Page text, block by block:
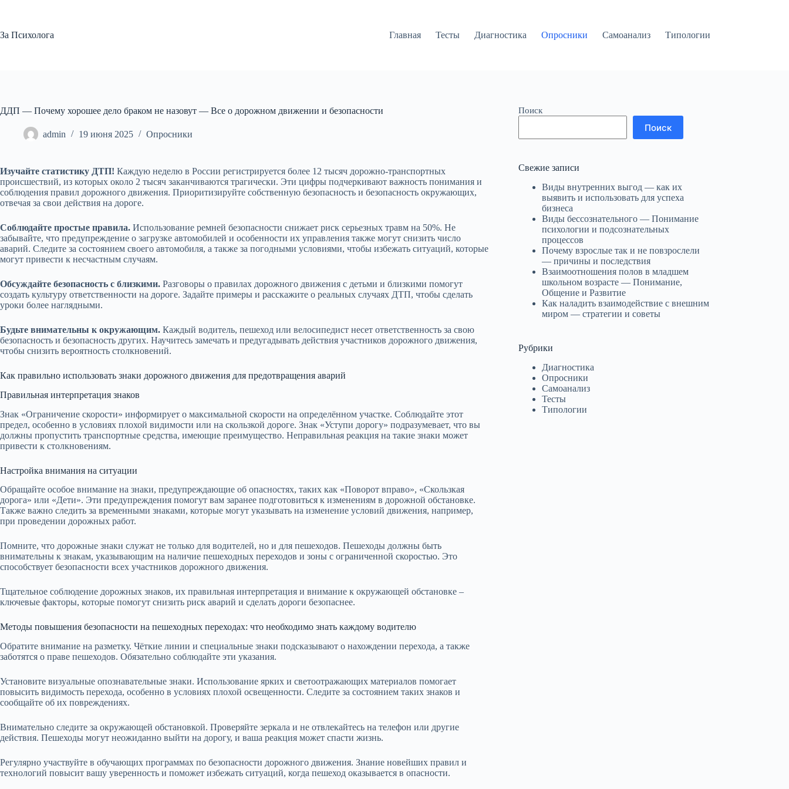
За Психолога
Главная Тесты Диагностика Опросники Самоанализ Типологии
ДДП — Почему хорошее дело браком не назовут — Все о дорожном движении и безопасности
admin 19 июня 2025 Опросники
Изучайте статистику ДТП! Каждую неделю в России регистрируется более 12 тысяч дорожно-транспортных
происшествий, из которых около 2 тысяч заканчиваются трагически. Эти цифры подчеркивают важность понимания и
соблюдения правил дорожного движения. Приоритизируйте собственную безопасность и безопасность окружающих,
отвечая за свои действия на дороге.
Соблюдайте простые правила. Использование ремней безопасности снижает риск серьезных травм на 50%. Не
забывайте, что предупреждение о загрузке автомобилей и особенности их управления также могут снизить число
аварий. Следите за состоянием своего автомобиля, а также за погодными условиями, чтобы избежать ситуаций, которые
могут привести к несчастным случаям.
Обсуждайте безопасность с близкими. Разговоры о правилах дорожного движения с детьми и близкими помогут
создать культуру ответственности на дороге. Задайте примеры и расскажите о реальных случаях ДТП, чтобы сделать
уроки более наглядными.
Будьте внимательны к окружающим. Каждый водитель, пешеход или велосипедист несет ответственность за свою
безопасность и безопасность других. Научитесь замечать и предугадывать действия участников дорожного движения,
чтобы снизить вероятность столкновений.
Как правильно использовать знаки дорожного движения для предотвращения аварий
Правильная интерпретация знаков
Знак «Ограничение скорости» информирует о максимальной скорости на определённом участке. Соблюдайте этот
предел, особенно в условиях плохой видимости или на скользкой дороге. Знак «Уступи дорогу» подразумевает, что вы
должны пропустить транспортные средства, имеющие преимущество. Неправильная реакция на такие знаки может
привести к столкновениям.
Настройка внимания на ситуации
Обращайте особое внимание на знаки, предупреждающие об опасностях, таких как «Поворот вправо», «Скользкая
дорога» или «Дети». Эти предупреждения помогут вам заранее подготовиться к изменениям в дорожной обстановке.
Также важно следить за временными знаками, которые могут указывать на изменение условий движения, например,
при проведении дорожных работ.
Помните, что дорожные знаки служат не только для водителей, но и для пешеходов. Пешеходы должны быть
внимательны к знакам, указывающим на наличие пешеходных переходов и зоны с ограниченной скоростью. Это
способствует безопасности всех участников дорожного движения.
Тщательное соблюдение дорожных знаков, их правильная интерпретация и внимание к окружающей обстановке –
ключевые факторы, которые помогут снизить риск аварий и сделать дороги безопаснее.
Методы повышения безопасности на пешеходных переходах: что необходимо знать каждому водителю
Обратите внимание на разметку. Чёткие линии и специальные знаки подсказывают о нахождении перехода, а также
заботятся о праве пешеходов. Обязательно соблюдайте эти указания.
Установите визуальные опознавательные знаки. Использование ярких и светоотражающих материалов помогает
повысить видимость перехода, особенно в условиях плохой освещенности. Следите за состоянием таких знаков и
сообщайте об их повреждениях.
Внимательно следите за окружающей обстановкой. Проверяйте зеркала и не отвлекайтесь на телефон или другие
действия. Пешеходы могут неожиданно выйти на дорогу, и ваша реакция может спасти жизнь.
Регулярно участвуйте в обучающих программах по безопасности дорожного движения. Знание новейших правил и
технологий повысит вашу уверенность и поможет избежать ситуаций, когда пешеход оказывается в опасности.
Поиск
Поиск
Свежие записи
Виды внутренних выгод — как их
выявить и использовать для успеха
бизнеса
Виды бессознательного — Понимание
психологии и подсознательных
процессов
Почему взрослые так и не повзрослели
— причины и последствия
Взаимоотношения полов в младшем
школьном возрасте — Понимание,
Общение и Развитие
Как наладить взаимодействие с внешним
миром — стратегии и советы
Рубрики
Диагностика
Опросники
Самоанализ
Тесты
Типологии